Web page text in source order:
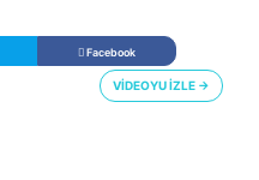
Facebook
VİDEOYU İZLE →